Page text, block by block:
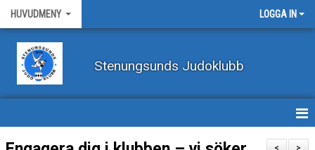
HUVUDMENY LOGGA IN
Stenungsunds Judoklubb
HEM
>
<